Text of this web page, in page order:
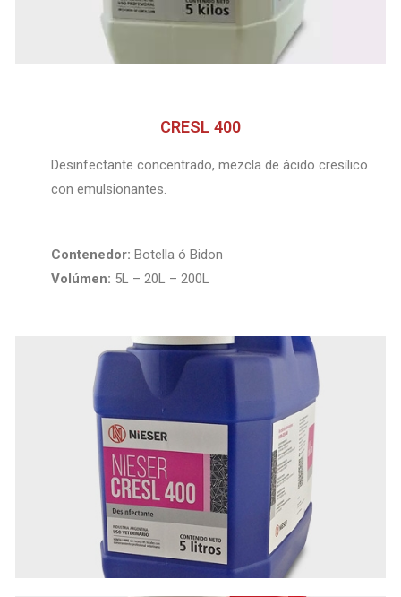
CRESL 400
Desinfectante concentrado, mezcla de ácido cresílico
con emulsionantes.
Contenedor: Botella ó Bidon
Volúmen: 5L – 20L – 200L